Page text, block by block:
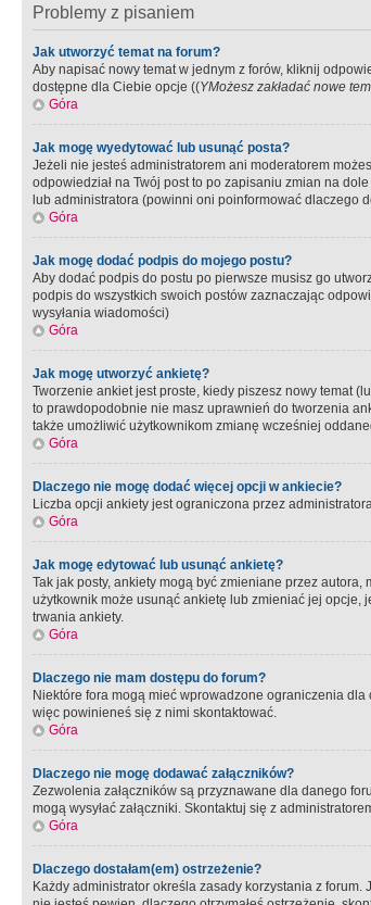
Problemy z pisaniem
Jak utworzyć temat na forum?
Aby napisać nowy temat w jednym z forów, kliknij
dostępne dla Ciebie opcje ((YMożesz zakładać nowe
Góra
Jak mogę wyedytować lub usunąć posta?
Jeżeli nie jesteś administratorem ani moderatorem
odpowiedział na Twój post to po zapisaniu zmian na
lub administratora (powinni oni poinformować dlaczego
Góra
Jak mogę dodać podpis do mojego postu?
Aby dodać podpis do postu po pierwsze musisz go
podpis do wszystkich swoich postów zaznaczając
wysyłania wiadomości)
Góra
Jak mogę utworzyć ankietę?
Tworzenie ankiet jest proste, kiedy piszesz nowy temat
to prawdopodobnie nie masz uprawnień do tworzenia
także umożliwić użytkownikom zmianę wcześniej
Góra
Dlaczego nie mogę dodać więcej opcji w ankiecie?
Liczba opcji ankiety jest ograniczona przez
Góra
Jak mogę edytować lub usunąć ankietę?
Tak jak posty, ankiety mogą być zmieniane przez
użytkownik może usunąć ankietę lub zmieniać jej opcje,
trwania ankiety.
Góra
Dlaczego nie mam dostępu do forum?
Niektóre fora mogą mieć wprowadzone ograniczenia
więc powinieneś się z nimi skontaktować.
Góra
Dlaczego nie mogę dodawać załączników?
Zezwolenia załączników są przyznawane dla danego
mogą wysyłać załączniki. Skontaktuj się z
Góra
Dlaczego dostałam(em) ostrzeżenie?
Każdy administrator określa zasady korzystania z